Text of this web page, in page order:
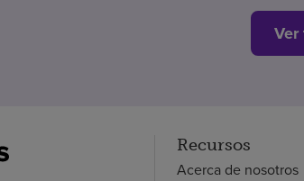
Recursos
Acerca de nosotros